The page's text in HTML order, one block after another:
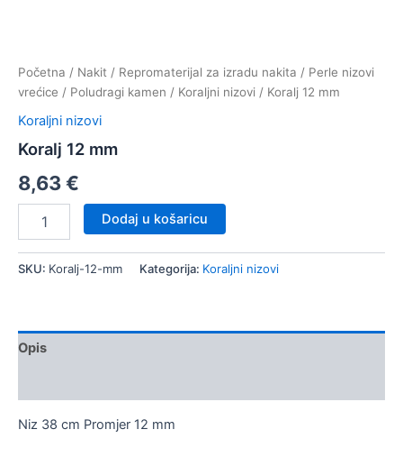
Početna / Nakit / Repromaterijal za izradu nakita / Perle nizovi
vrećice / Poludragi kamen / Koraljni nizovi / Koralj 12 mm
Koraljni nizovi
Koralj 12 mm
8,63€
količina
Dodaj u košaricu
SKU: Koralj-12-mm Kategorija: Koraljni nizovi
Opis
Niz 38 cm Promjer 12 mm